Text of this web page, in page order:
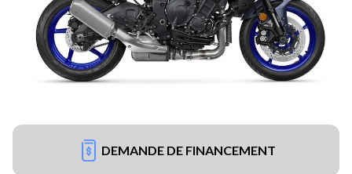
DEMANDE DE FINANCEMENT